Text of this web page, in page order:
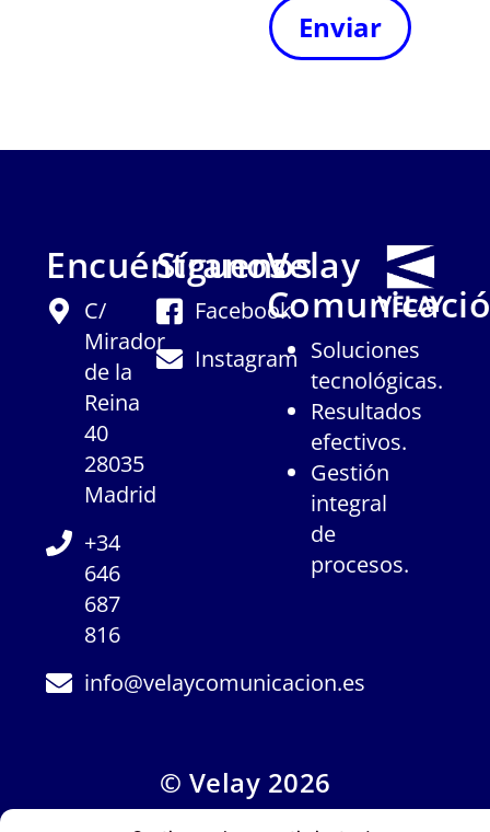
Encuéntranos
C/
Mirador
de la
Reina
40
28035
Madrid
+34
646
687
816
info@velaycomunicacion.es
Síguenos
Facebook
Instagram
Velay
Soluciones
tecnológicas.
Resultados
efectivos.
Gestión
integral
de
procesos.
© Velay 2026